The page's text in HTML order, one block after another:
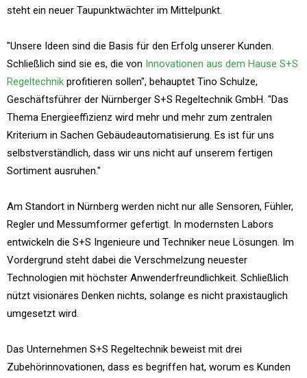
steht ein neuer Taupunktwächter im Mittelpunkt.
"Unsere Ideen sind die Basis für den Erfolg unserer Kunden.
Schließlich sind sie es, die von Innovationen aus dem Hause S+S
Regeltechnik profitieren sollen", behauptet Tino Schulze,
Geschäftsführer der Nürnberger S+S Regeltechnik GmbH. "Das
Thema Energieeffizienz wird mehr und mehr zum zentralen
Kriterium in Sachen Gebäudeautomatisierung. Es ist für uns
selbstverständlich, dass wir uns nicht auf unserem fertigen
Sortiment ausruhen."
Am Standort in Nürnberg werden nicht nur alle Sensoren, Fühler,
Regler und Messumformer gefertigt. In modernsten Labors
entwickeln die S+S Ingenieure und Techniker neue Lösungen. Im
Vordergrund steht dabei die Verschmelzung neuester
Technologien mit höchster Anwenderfreundlichkeit. Schließlich
nützt visionäres Denken nichts, solange es nicht praxistauglich
umgesetzt wird.
Das Unternehmen S+S Regeltechnik beweist mit drei
Zubehörinnovationen, dass es begriffen hat, worum es Kunden